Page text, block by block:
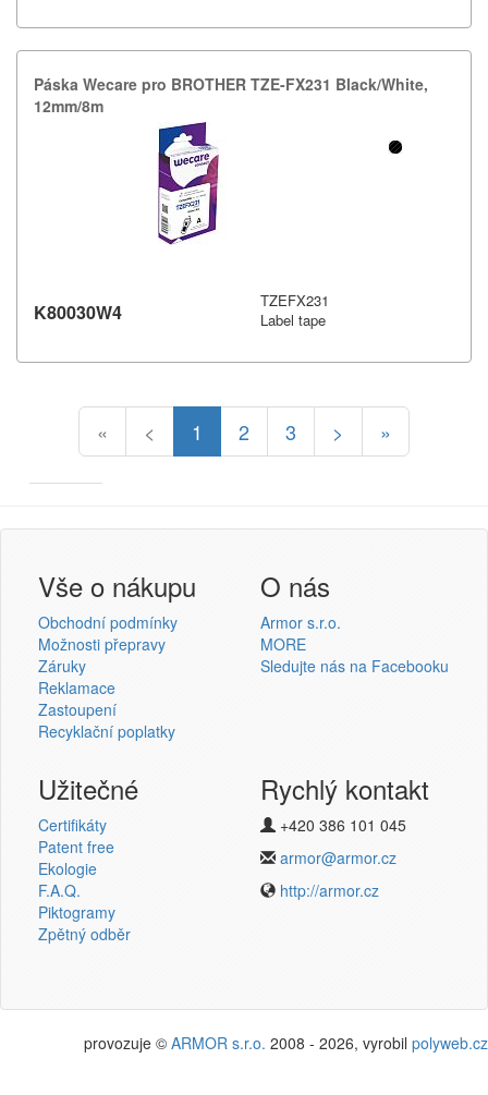
Páska Wecare pro BROTHER TZE-​FX231 Black/​White,​
12mm/​8m
K80030W4
TZEFX231
Label tape
« < 1 2 3 > »
Přihlášení uživatele
Přihlásit se
Nová registrace
Termotransferové pásky
v novém e-shopu
Vše o nákupu
Obchodní podmínky
Možnosti přepravy
Záruky
Reklamace
Zastoupení
Recyklační poplatky
O nás
Armor s.r.o.
MORE
Sledujte nás na Facebooku
Užitečné
Certifikáty
Patent free
Ekologie
F.A.Q.
Piktogramy
Zpětný odběr
Rychlý kontakt
+420 386 101 045
armor@armor.cz
http://armor.cz
provozuje © ARMOR s.r.o. 2008 - 2026, vyrobil polyweb.cz